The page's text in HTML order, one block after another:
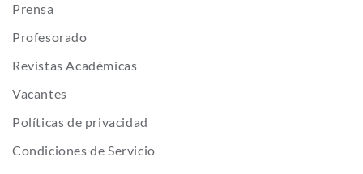
Prensa
Profesorado
Revistas Académicas
Vacantes
Políticas de privacidad
Condiciones de Servicio